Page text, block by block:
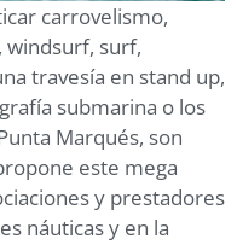
carrovelismo,
windsurf, surf,
travesía en stand up,
submarina o los
Marqués, son
este mega
y prestadores
náuticas y en la